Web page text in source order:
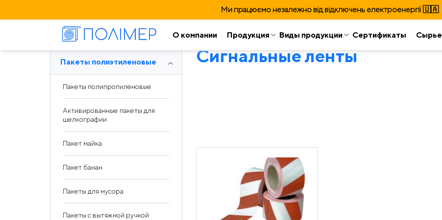
Ми працюємо незалежно від відключень електроенергії 🇺🇦
О компании Продукция Виды продукции Сертификаты Сырье
Пакеты полиэтиленовые
Пакеты полипропиленовые
Активированные пакеты для
шелкографии
Пакет майка
Пакет банан
Пакеты для мусора
Пакеты с вытяжной ручкой
Сигнальные ленты